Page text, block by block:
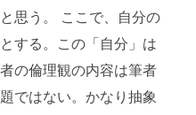
思う。 ここで、自分の
する。この「自分」は
の倫理観の内容は筆者
ではない。かなり抽象